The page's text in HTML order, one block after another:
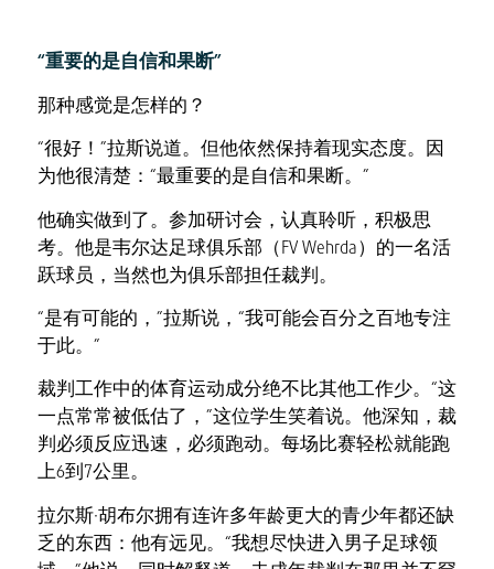
“重要的是自信和果断”
那种感觉是怎样的？
“很好！”拉斯说道。但他依然保持着现实态度。因
为他很清楚：“最重要的是自信和果断。”
他确实做到了。参加研讨会，认真聆听，积极思
考。他是韦尔达足球俱乐部（FV Wehrda）的一名活
跃球员，当然也为俱乐部担任裁判。
“是有可能的，”拉斯说，“我可能会百分之百地专注
于此。”
裁判工作中的体育运动成分绝不比其他工作少。“这
一点常常被低估了，”这位学生笑着说。他深知，裁
判必须反应迅速，必须跑动。每场比赛轻松就能跑
上6到7公里。
拉尔斯·胡布尔拥有连许多年龄更大的青少年都还缺
乏的东西：他有远见。“我想尽快进入男子足球领